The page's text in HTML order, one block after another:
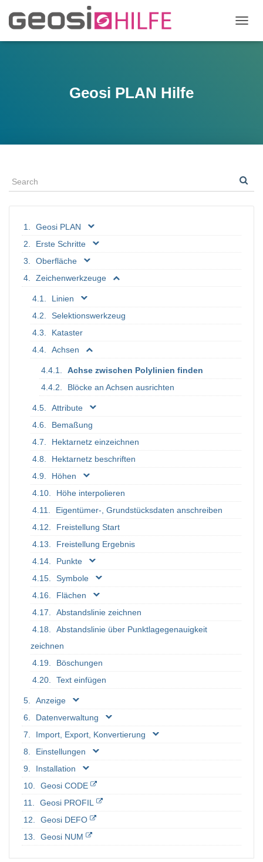
A
C
H
L
Geosi PLAN Hilfe
Geosi PLAN
Erste Schritte
Oberfläche
Zeichenwerkzeuge
Linien
Selektionswerkzeug
Kataster
Achsen
Achse zwischen Polylinien finden
Blöcke an Achsen ausrichten
Attribute
Bemaßung
Hektarnetz einzeichnen
Hektarnetz beschriften
Höhen
Höhe interpolieren
Eigentümer-, Grundstücksdaten anschreiben
Freistellung Start
Freistellung Ergebnis
Punkte
Symbole
Flächen
Abstandslinie zeichnen
Abstandslinie über Punktlagegenauigkeit
zeichnen
Böschungen
Text einfügen
Anzeige
Datenverwaltung
Import, Export, Konvertierung
Einstellungen
Installation
Geosi CODE
Geosi PROFIL
Geosi DEFO
Geosi NUM